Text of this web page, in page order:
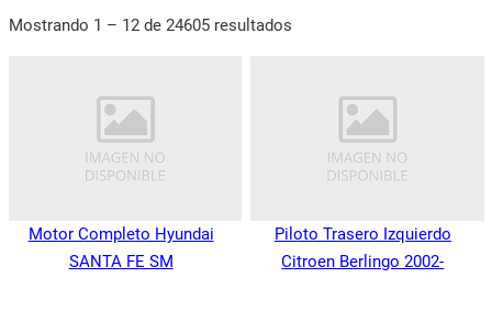
Mostrando 1 – 12 de 24605 resultados
Motor Completo Hyundai
SANTA FE SM
Piloto Trasero Izquierdo
Citroen Berlingo 2002-